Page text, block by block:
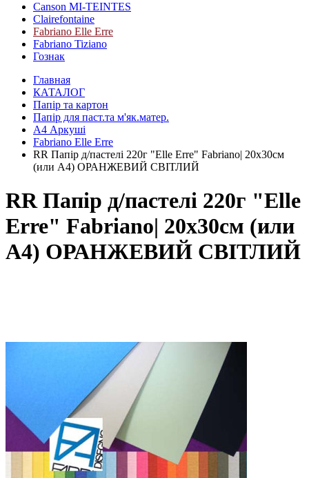
Canson MI-TEINTES
Clairefontaine
Fabriano Elle Erre
Fabriano Tiziano
Гознак
Главная
КАТАЛОГ
Папір та картон
Папір для паст.та м'як.матер.
А4 Аркуші
Fabriano Elle Erre
RR Папір д/пастелі 220г "Elle Erre" Fabriano| 20х30см
(или А4) ОРАНЖЕВИЙ СВІТЛИЙ
RR Папір д/пастелі 220г "Elle
Erre" Fabriano| 20х30см (или
А4) ОРАНЖЕВИЙ СВІТЛИЙ